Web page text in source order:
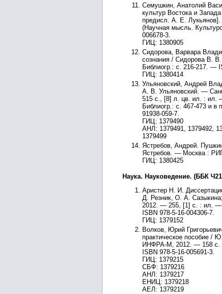
Семушкин, Анатолий
культур Востока и
предисл. А. Е.
(Научная мысль.
006678-3.
ГИЦ: 1380905
Сидорова, Варвара
сознания / Сидорова В.
Библиогр.: с. 216-217. —
ГИЦ: 1380414
Ульяновский, Андрей
А. В. Ульяновский. —
515 с., [8] л. цв. ил. : ил.
Библиогр.: с. 467-473 и
91938-059-7.
ГИЦ: 1379490
АНЛ: 1379491, 1379492,
1379499
Ястребов, Андрей.
Ястребов. — Москва :
ГИЦ: 1380425
Наука. Науковедение. (ББК
Аристер Н. И.
Д. Резник, О. А.
2012. — 255, [1] с. : ил. —
ISBN 978-5-16-004306-7.
ГИЦ: 1379152
Волков, Юрий
практическое пособие
ИНФРА-М, 2012. — 158 с.
ISBN 978-5-16-005691-3.
ГИЦ: 1379215
СБФ: 1379216
АНЛ: 1379217
ЕНИЦ: 1379218
АЕЛ: 1379219